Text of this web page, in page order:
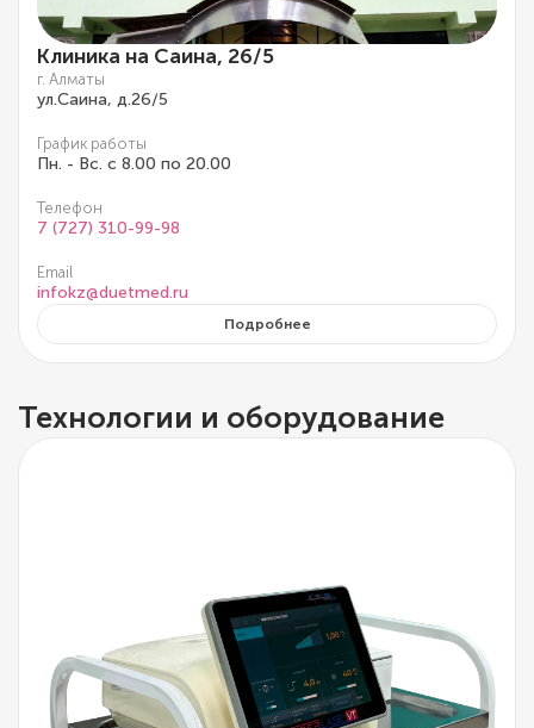
Клиника на Саина, 26/5
г. Алматы
ул.Саина, д.26/5
График работы
Пн. - Вс. с 8.00 по 20.00
Телефон
7 (727) 310-99-98
Email
infokz@duetmed.ru
Подробнее
Технологии и оборудование